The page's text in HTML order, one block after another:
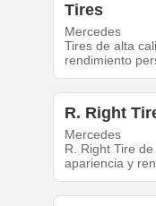
Tires
Mercedes
Tires de alta
rendimiento
R. Right
Mercedes
R. Right Tire
apariencia y